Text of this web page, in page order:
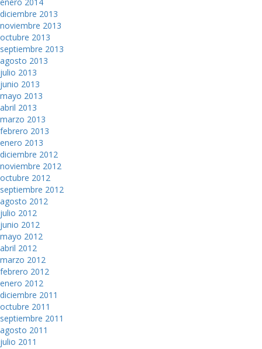
diciembre 2013
noviembre 2013
octubre 2013
septiembre 2013
agosto 2013
julio 2013
junio 2013
mayo 2013
abril 2013
marzo 2013
febrero 2013
enero 2013
diciembre 2012
noviembre 2012
octubre 2012
septiembre 2012
agosto 2012
julio 2012
junio 2012
mayo 2012
abril 2012
marzo 2012
febrero 2012
enero 2012
diciembre 2011
octubre 2011
septiembre 2011
agosto 2011
julio 2011